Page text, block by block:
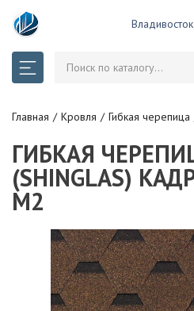
Владивосток
Главная Кровля Гибкая черепица
ГИБКАЯ
(SHINGLAS)
М2